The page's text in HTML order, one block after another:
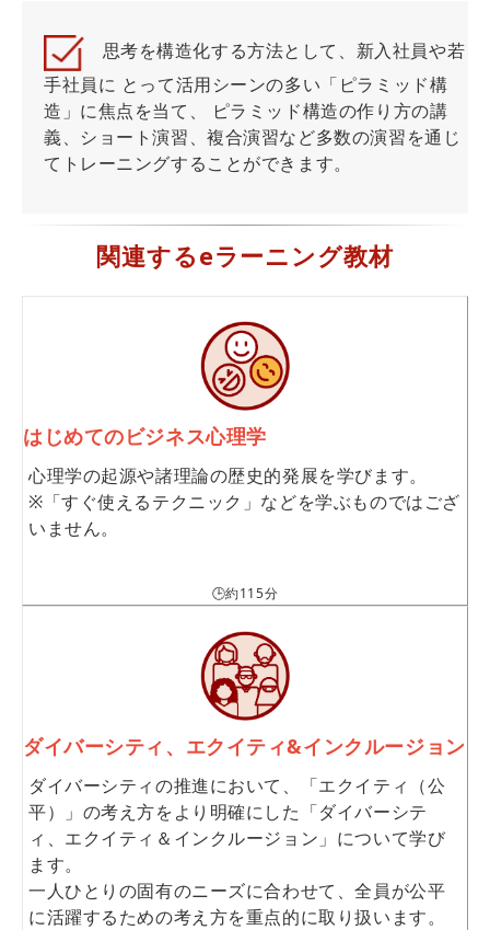
思考を構造化する方法として、新入社員や若
手社員に とって活用シーンの多い「ピラミッド構
造」に焦点を当て、 ピラミッド構造の作り方の講
義、ショート演習、複合演習など多数の演習を通じ
てトレーニングすることができます。
関連するeラーニング教材
はじめてのビジネス心理学
心理学の起源や諸理論の歴史的発展を学びます。
※「すぐ使えるテクニック」などを学ぶものではござ
いません。
🕒約115分
ダイバーシティ、エクイティ&インクルージョン
ダイバーシティの推進において、「エクイティ（公
平）」の考え方をより明確にした「ダイバーシテ
ィ、エクイティ＆インクルージョン」について学び
ます。
一人ひとりの固有のニーズに合わせて、全員が公平
に活躍するための考え方を重点的に取り扱います。